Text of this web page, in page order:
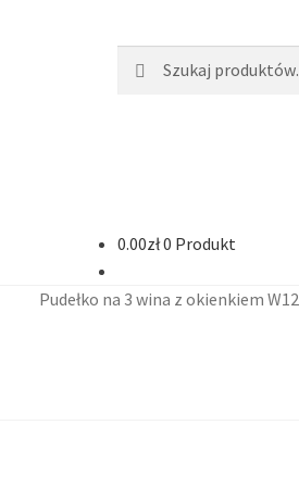
0.00zł0 Produkt
Pudełko na 3 wina z okienkiem W12